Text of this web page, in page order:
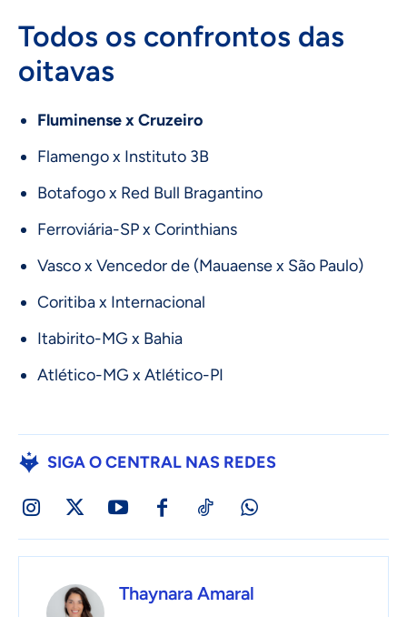
Todos os confrontos das
oitavas
Fluminense x Cruzeiro
Flamengo x Instituto 3B
Botafogo x Red Bull Bragantino
Ferroviária-SP x Corinthians
Vasco x Vencedor de (Mauaense x São Paulo)
Coritiba x Internacional
Itabirito-MG x Bahia
Atlético-MG x Atlético-PI
SIGA O CENTRAL NAS REDES
Thaynara Amaral